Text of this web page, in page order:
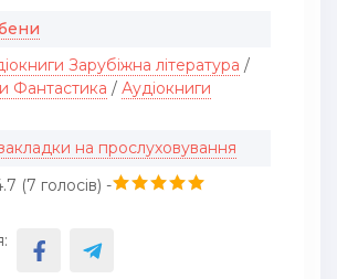
Зарубіжна література /
Фантастика / Аудіокниги
на прослуховування
(7 голосів) -